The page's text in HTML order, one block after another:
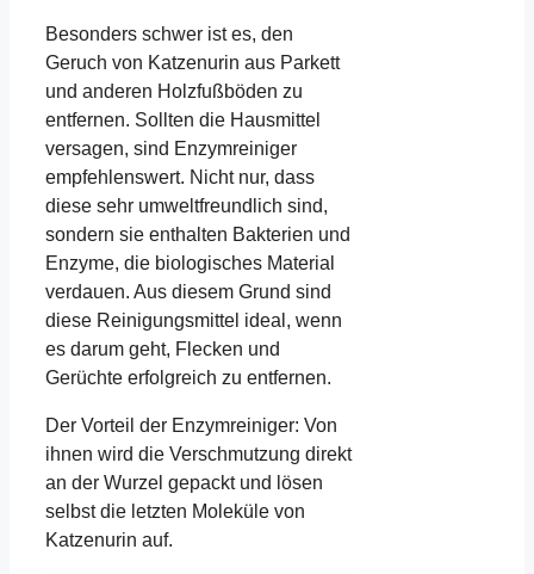
Besonders schwer ist es, den
Geruch von Katzenurin aus Parkett
und anderen Holzfußböden zu
entfernen. Sollten die Hausmittel
versagen, sind Enzymreiniger
empfehlenswert. Nicht nur, dass
diese sehr umweltfreundlich sind,
sondern sie enthalten Bakterien und
Enzyme, die biologisches Material
verdauen. Aus diesem Grund sind
diese Reinigungsmittel ideal, wenn
es darum geht, Flecken und
Gerüchte erfolgreich zu entfernen.
Der Vorteil der Enzymreiniger: Von
ihnen wird die Verschmutzung direkt
an der Wurzel gepackt und lösen
selbst die letzten Moleküle von
Katzenurin auf.